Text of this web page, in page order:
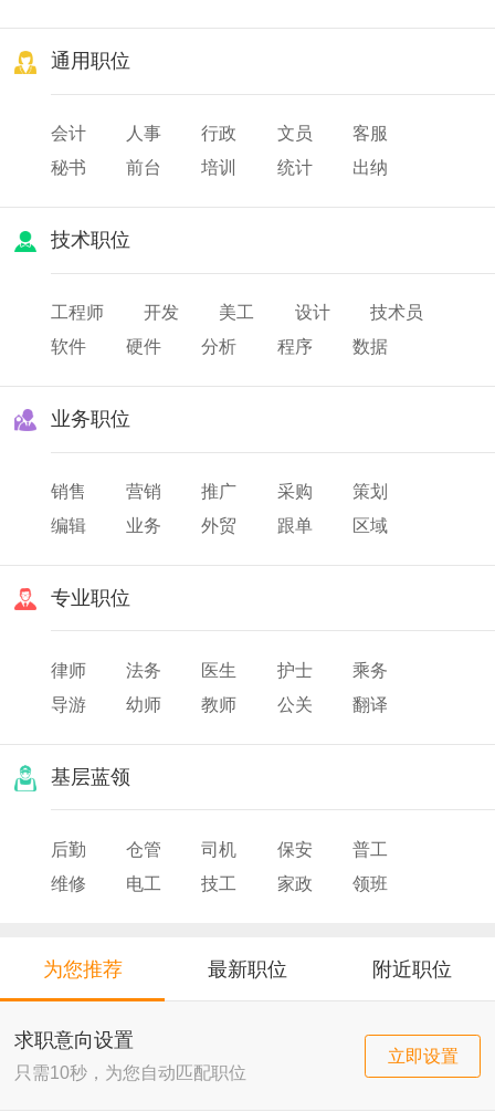
通用职位
会计 人事 行政 文员
客服
秘书
前台 培训 统计
出纳
技术职位
工程师 开发 美工 设计
技术员
软件
硬件 分析 程序
数据
业务职位
销售 营销 推广 采购
策划
编辑
业务 外贸 跟单
区域
专业职位
律师 法务 医生 护士
乘务
导游
幼师 教师 公关
翻译
基层蓝领
后勤 仓管 司机 保安
普工
维修
电工 技工 家政
领班
为您推荐 最新职位 附近职位
求职意向设置
只需10秒，为您自动匹配职位
立即设置